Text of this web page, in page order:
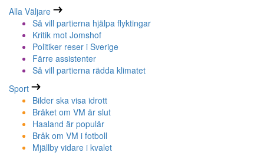
Alla Väljare
Så vill partierna hjälpa flyktingar
Kritik mot Jomshof
Politiker reser i Sverige
Färre assistenter
Så vill partierna rädda klimatet
Sport
Bilder ska visa idrott
Bråket om VM är slut
Haaland är populär
Bråk om VM i fotboll
Mjällby vidare i kvalet